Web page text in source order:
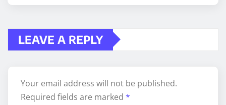
LEAVE A REPLY
Your email address will not be published.
Required fields are marked *